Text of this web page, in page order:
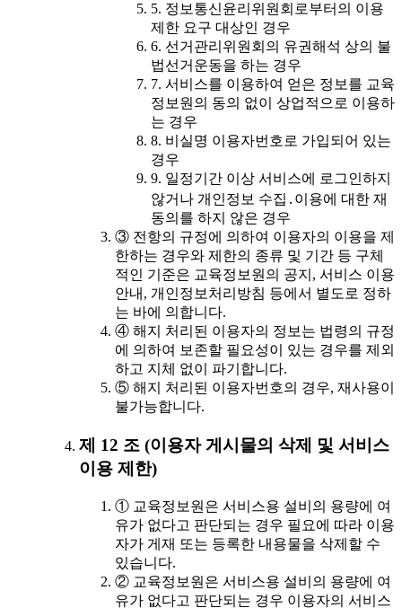
5. 정보통신윤리위원회로부터의 이용
제한 요구 대상인 경우
6. 선거관리위원회의 유권해석 상의 불
법선거운동을 하는 경우
7. 서비스를 이용하여 얻은 정보를 교육
정보원의 동의 없이 상업적으로 이용하
는 경우
8. 비실명 이용자번호로 가입되어 있는
경우
9. 일정기간 이상 서비스에 로그인하지
않거나 개인정보 수집․이용에 대한 재
동의를 하지 않은 경우
③ 전항의 규정에 의하여 이용자의 이용을 제
한하는 경우와 제한의 종류 및 기간 등 구체
적인 기준은 교육정보원의 공지, 서비스 이용
안내, 개인정보처리방침 등에서 별도로 정하
는 바에 의합니다.
④ 해지 처리된 이용자의 정보는 법령의 규정
에 의하여 보존할 필요성이 있는 경우를 제외
하고 지체 없이 파기합니다.
⑤ 해지 처리된 이용자번호의 경우, 재사용이
불가능합니다.
제 12 조 (이용자 게시물의 삭제 및 서비스
이용 제한)
① 교육정보원은 서비스용 설비의 용량에 여
유가 없다고 판단되는 경우 필요에 따라 이용
자가 게재 또는 등록한 내용물을 삭제할 수
있습니다.
② 교육정보원은 서비스용 설비의 용량에 여
유가 없다고 판단되는 경우 이용자의 서비스